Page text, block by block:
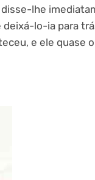
disse-lhe
lo-ia para
e ele quase o